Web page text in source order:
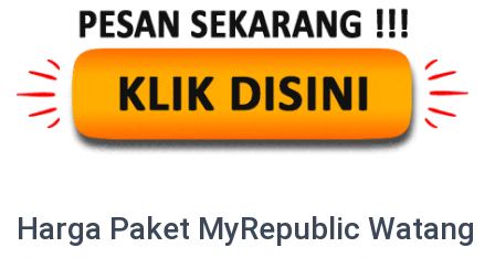
Harga Paket MyRepublic Watang